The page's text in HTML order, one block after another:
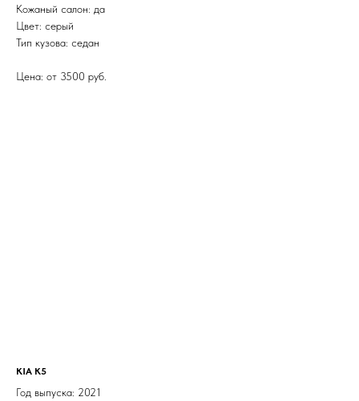
Кожаный салон: да
Цвет: серый
Тип кузова: седан
Цена: от 3500 руб.
KIA K5
Год выпуска: 2021